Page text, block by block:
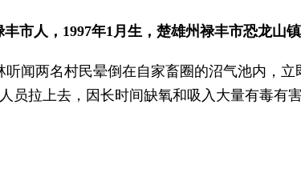
丰市人，1997年1月生，楚雄州禄丰市恐龙山
听闻两名村民晕倒在自家畜圈的沼气池内，
员拉上去，因长时间缺氧和吸入大量有毒有